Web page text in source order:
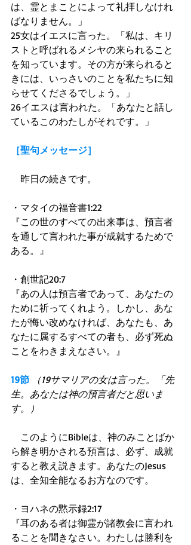
は、霊とまことによって礼拝しなけれ
ばなりません。」
25女はイエスに言った。「私は、キリ
ストと呼ばれるメシヤの来られること
を知っています。その方が来られると
きには、いっさいのことを私たちに知
らせてくださるでしょう。」
26イエスは言われた。「あなたと話し
ているこのわたしがそれです。」
［聖句メッセージ］
昨日の続きです。
・マタイの福音書1:22
『この世のすべての出来事は、預言者
を通して言われた事が成就するためで
ある。』
・創世記20:7
『あの人は預言者であって、あなたの
ために祈ってくれよう。しかし、あな
たが悔い改めなければ、あなたも、あ
なたに属するすべての者も、必ず死ぬ
ことをわきまえなさい。』
19節
（19サマリアの女は言った。「先
生。あなたは神の預言者だと思いま
す。）
このようにBibleは、神のみことばか
ら解き明かされる預言は、必ず、成就
すると教え説きます。あなたのJesus
は、全知全能なるお方なのです。
・ヨハネの黙示録2:17
『耳のある者は御霊が諸教会に言われ
ることを聞きなさい。わたしは勝利を